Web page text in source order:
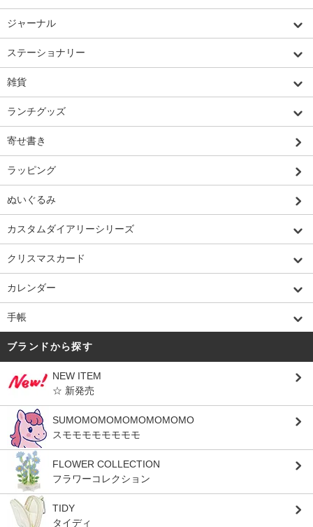
ジャーナル
ステーショナリー
雑貨
ランチグッズ
寄せ書き
ラッピング
ぬいぐるみ
カスタムダイアリーシリーズ
クリスマスカード
カレンダー
手帳
ブランドから探す
NEW ITEM
☆ 新発売
SUMOMOMOMOMOMOMOMO
スモモモモモモモモ
FLOWER COLLECTION
フラワーコレクション
TIDY
タイディ